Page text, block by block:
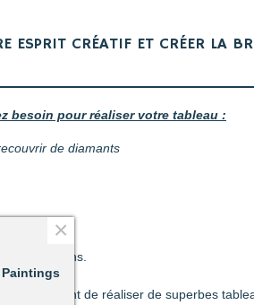
ESPRIT CRÉATIF ET CRÉER LA
besoin pour réaliser votre tableau :
de diamants
mains.
la peine !
permettront de réaliser de superbes
×